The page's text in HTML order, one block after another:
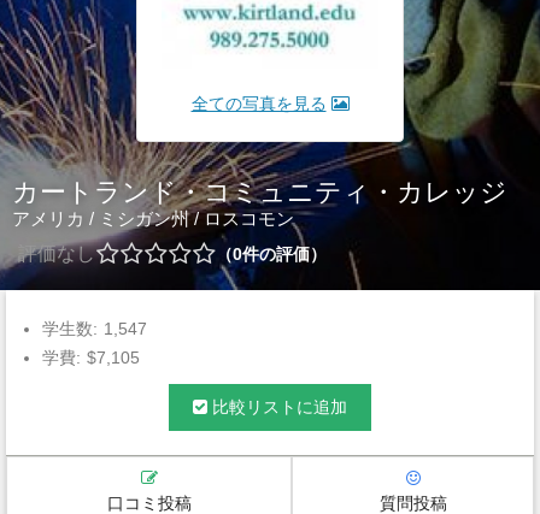
全ての写真を見る
カートランド・コミュニティ・カレッジ
アメリカ / ミシガン州/ロスコモン
評価なし
0件の評価
学生数: 1,547
学費: $7,105
比較リストに追加
口コミ投稿 質問投稿